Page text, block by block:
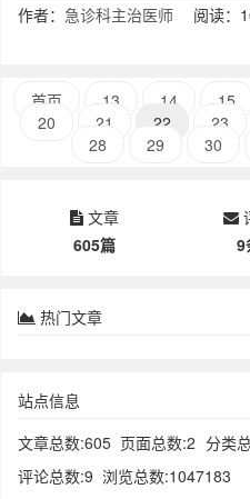
作者： 急诊科主治医师 阅读：
首页 13 14 15
20
21 22 23
28
29 30
文章
605篇
9
热门文章
站点信息
文章总数:605 页面总数:2 分类
评论总数:9 浏览总数:1047183